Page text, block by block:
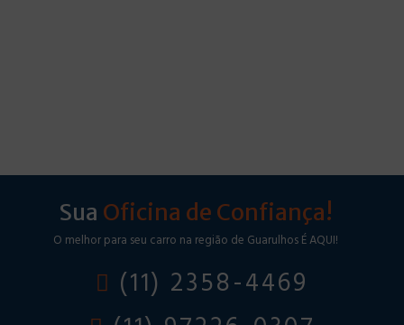
Sua Oficina de Confiança!
O melhor para seu carro na região de Guarulhos É AQUI!
(11) 2358-4469